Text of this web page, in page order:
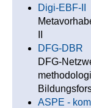
Digi-EBF-II
DFG-DBR
DFG-
ASPE -